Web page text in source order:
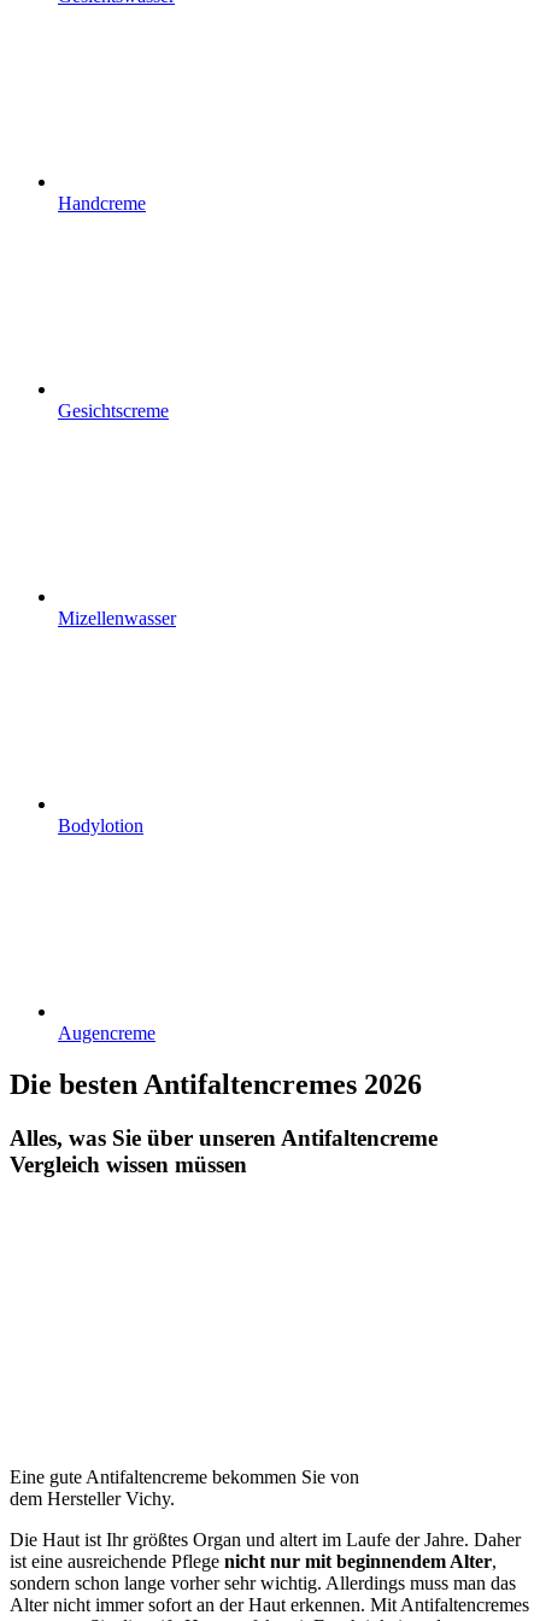
Handcreme
Gesichtscreme
Mizellenwasser
Bodylotion
Augencreme
Die besten Antifaltencremes 2026
Alles, was Sie über unseren Antifaltencreme
Vergleich wissen müssen
Eine gute Antifaltencreme bekommen Sie von
dem Hersteller Vichy.
Die Haut ist Ihr größtes Organ und altert im Laufe der Jahre. Daher
ist eine ausreichende Pflege nicht nur mit beginnendem Alter,
sondern schon lange vorher sehr wichtig. Allerdings muss man das
Alter nicht immer sofort an der Haut erkennen. Mit Antifaltencremes